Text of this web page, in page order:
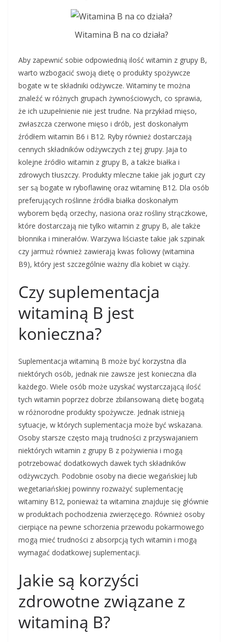
Witamina B na co działa?
Aby zapewnić sobie odpowiednią ilość witamin z grupy B,
warto wzbogacić swoją dietę o produkty spożywcze
bogate w te składniki odżywcze. Witaminy te można
znaleźć w różnych grupach żywnościowych, co sprawia,
że ich uzupełnienie nie jest trudne. Na przykład mięso,
zwłaszcza czerwone mięso i drób, jest doskonałym
źródłem witamin B6 i B12. Ryby również dostarczają
cennych składników odżywczych z tej grupy. Jaja to
kolejne źródło witamin z grupy B, a także białka i
zdrowych tłuszczy. Produkty mleczne takie jak jogurt czy
ser są bogate w ryboflawinę oraz witaminę B12. Dla osób
preferujących roślinne źródła białka doskonałym
wyborem będą orzechy, nasiona oraz rośliny strączkowe,
które dostarczają nie tylko witamin z grupy B, ale także
błonnika i minerałów. Warzywa liściaste takie jak szpinak
czy jarmuż również zawierają kwas foliowy (witamina
B9), który jest szczególnie ważny dla kobiet w ciąży.
Czy suplementacja
witaminą B jest
konieczna?
Suplementacja witaminą B może być korzystna dla
niektórych osób, jednak nie zawsze jest konieczna dla
każdego. Wiele osób może uzyskać wystarczającą ilość
tych witamin poprzez dobrze zbilansowaną dietę bogatą
w różnorodne produkty spożywcze. Jednak istnieją
sytuacje, w których suplementacja może być wskazana.
Osoby starsze często mają trudności z przyswajaniem
niektórych witamin z grupy B z pożywienia i mogą
potrzebować dodatkowych dawek tych składników
odżywczych. Podobnie osoby na diecie wegańskiej lub
wegetariańskiej powinny rozważyć suplementację
witaminy B12, ponieważ ta witamina znajduje się głównie
w produktach pochodzenia zwierzęcego. Również osoby
cierpiące na pewne schorzenia przewodu pokarmowego
mogą mieć trudności z absorpcją tych witamin i mogą
wymagać dodatkowej suplementacji.
Jakie są korzyści
zdrowotne związane z
witaminą B?